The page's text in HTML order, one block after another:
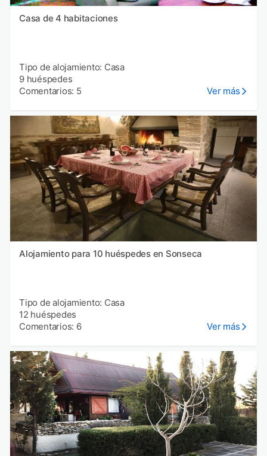
Casa de 4 habitaciones
Tipo de alojamiento: Casa
9 huéspedes
Comentarios: 5
Ver más
Alojamiento para 10 huéspedes en Sonseca
Tipo de alojamiento: Casa
12 huéspedes
Comentarios: 6
Ver más